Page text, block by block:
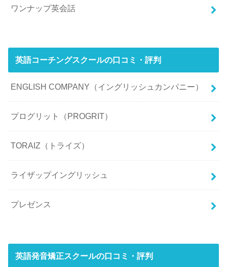
ワンナップ英会話
英語コーチングスクールの口コミ・評判
ENGLISH COMPANY（イングリッシュカンパニー）
プログリット（PROGRIT）
TORAIZ（トライズ）
ライザップイングリッシュ
プレゼンス
英語発音矯正スクールの口コミ・評判